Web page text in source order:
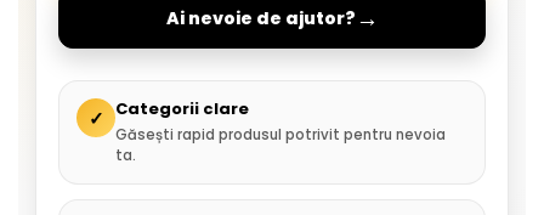
Ai nevoie de ajutor? →
✓ Categorii clare
Găsești rapid produsul potrivit pentru nevoia
ta.